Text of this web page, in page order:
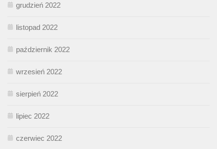
grudzień 2022
listopad 2022
październik 2022
wrzesień 2022
sierpień 2022
lipiec 2022
czerwiec 2022